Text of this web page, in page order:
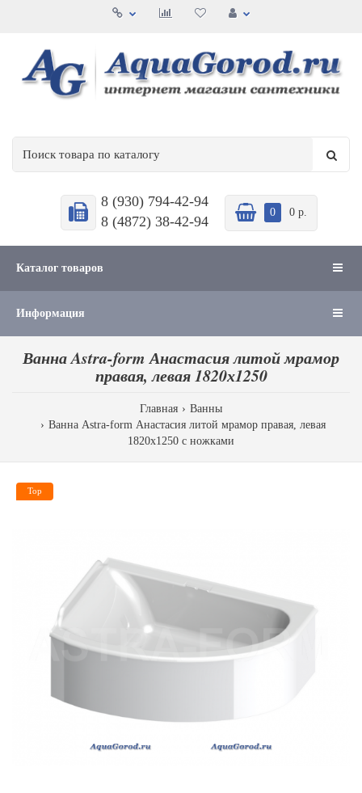
8 (930) 794-42-94
8 (4872) 38-42-94
0 0 р.
Каталог товаров
Информация
Ванна Astra-form Анастасия литой мрамор
правая, левая 1820х1250
Главная
Ванны
Ванна Astra-form Анастасия литой мрамор правая, левая
1820х1250 с ножками
Top